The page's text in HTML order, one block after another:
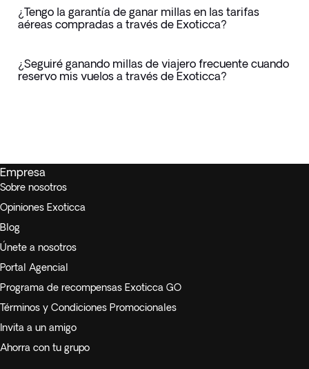
¿Tengo la garantía de ganar millas en las tarifas
aéreas compradas a través de Exoticca?
¿Seguiré ganando millas de viajero frecuente cuando
reservo mis vuelos a través de Exoticca?